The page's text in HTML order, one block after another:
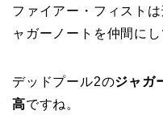
ファイアー・フィスト
ャガーノートを仲間に
デッドプール2のジャガ
高ですね。